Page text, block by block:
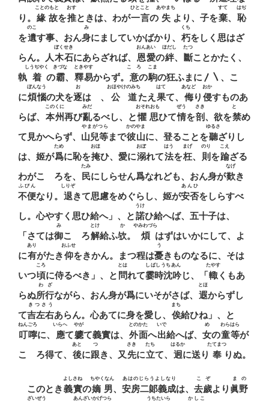
り。 緣故
ことのもと
を推
おす
ときは、わが一言
ひとこと
の 失
あやまち
より、子を棄
すて
、 恥
はぢ
を遺
のこ
す事、おん身
み
にましていかばかり、 朽
くち
をしく思はざ
らん。人木石
ぼくせき
にあらざれば、 恩愛
おんあい
の絆
ほだし
、 斷
たつ
ことかたく、
執 着
しうぢやく
の霸
きづな
、 釋易
ときやす
からず。 意
こゝろ
の駒
こま
の狂ふまに〳〵、こゝ
に煩惱
ぼんなう
の犬を逐
お
はゞ、 公道
おほやけのみち
たえ 果
はて
て、 侮
あなど
り侵
おか
すものあ
らば、 本州
このくに
再び亂
みだ
るべし、と懼思
おそれおも
ひて情
ぜう
を剖
さき
、欲を禁
とゞ
め
て見かへらず、 山兒等
やまがつら
まで彼山
かのやま
に、登ることを聽
ゆるさ
ざりし
は、姬が爲
ため
に恥を掩
おほ
ひ、愛に溺
おぼ
れて法
はう
を枉
まげ
、 則
のり
を踰
こえ
ざる
わがこゝろを、 民
たみ
にしらせん爲なれども、おん身が歎
なげ
き
不便
ふびん
なり。 退
しりぞ
きて思慮をめぐらし、姬が安否
あんひ
をしらすべ
し。心やすく思ひ給へ」、と諾
うけ
ひ給へば、五十子は、
「さては御
み
こゝろ解
とけ
給ふ欤
か
。 煩
やみわづら
はずはいかにして、よ
に有
あり
がたき仰
おふせ
をきかん。まつ程は憂
う
きものなるに、そは
いつ頃
ころ
に侍るべき」、と問
とは
れて霎時沈吟
しばしうちあん
じ、「輙
たやす
くもあ
らぬ所行
わざ
ながら、おん身が爲にいそがさば、 遐
とほ
からずし
て吉左右
きつさう
あらん。心あてに身を愛し、 俟
まち
給ひね」、と
叮嚀
ねんごろ
に、 應
いらへ
て軈
やが
て義實は、 外面
とのかた
へ出
いで
給へば、 女
め
の童等
わらはら
が
こゝろ得て、 後
あと
に跟
つ
き、又先
さき
に立
たち
て、 迥
はるか
に送り 奉
たてまつ
りぬ。
このとき義實
よしさね
の嫡男
ちやくなん
、 安房二郞義成
あはのじらうよしなり
は、 去歲
こぞ
より眞野
まの
ざいぜう あんざいかげつら うちたいら かしこ